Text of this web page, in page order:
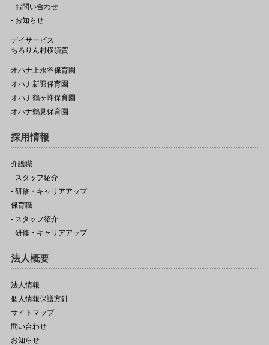
- お問い合わせ
- お知らせ
デイサービス
ちろりん村横須賀
オハナ上永谷保育園
オハナ新羽保育園
オハナ鶴ヶ峰保育園
オハナ鶴見保育園
採用情報
介護職
- スタッフ紹介
- 研修・キャリアアップ
保育職
- スタッフ紹介
- 研修・キャリアアップ
法人概要
法人情報
個人情報保護方針
サイトマップ
問い合わせ
お知らせ